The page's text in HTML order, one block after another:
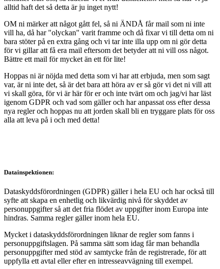
alltid haft det så detta är ju inget nytt!
OM ni märker att något gått fel, så ni ÄNDÅ får mail som ni inte
vill ha, då har "olyckan" varit framme och då fixar vi till detta om ni
bara stöter på en extra gång och vi tar inte illa upp om ni gör detta
för vi gillar att få era mail eftersom det betyder att ni vill oss något.
Bättre ett mail för mycket än ett för lite!
Hoppas ni är nöjda med detta som vi har att erbjuda, men som sagt
var, är ni inte det, så är det bara att höra av er så gör vi det ni vill att
vi skall göra, för vi är här för er och inte tvärt om och jag/vi har läst
igenom GDPR och vad som gäller och har anpassat oss efter dessa
nya regler och hoppas nu att jorden skall bli en tryggare plats för oss
alla att leva på i och med detta!
Datainspektionen:
Dataskyddsförordningen (GDPR) gäller i hela EU och har också till
syfte att skapa en enhetlig och likvärdig nivå för skyddet av
personuppgifter så att det fria flödet av uppgifter inom Europa inte
hindras. Samma regler gäller inom hela EU.
Mycket i dataskyddsförordningen liknar de regler som fanns i
personuppgiftslagen. På samma sätt som idag får man behandla
personuppgifter med stöd av samtycke från de registrerade, för att
uppfylla ett avtal eller efter en intresseavvägning till exempel.